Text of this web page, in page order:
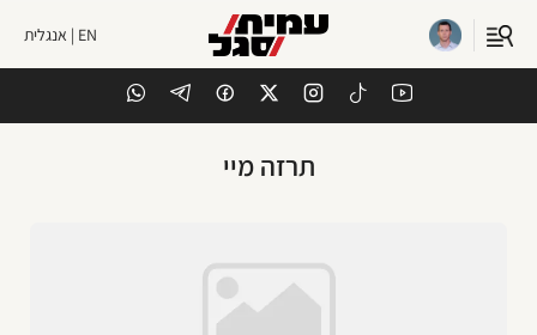
EN | אנגלית
תרזה מיי